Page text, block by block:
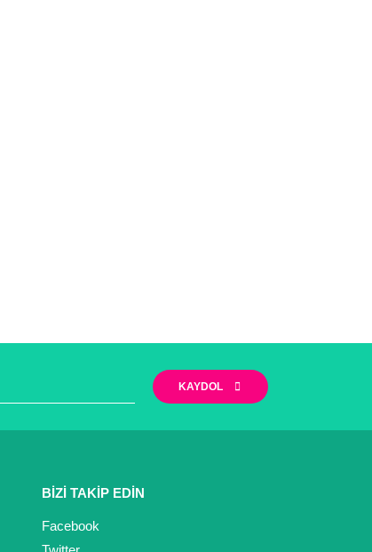
KAYDOL
BİZİ TAKİP EDİN
Facebook